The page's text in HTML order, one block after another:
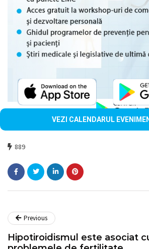
VEZI CALENDARUL
889
Previous
Hipotiroidismul este asociat